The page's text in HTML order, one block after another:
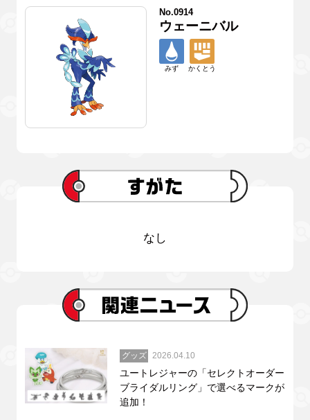
No.0914
ウェーニバル
みず かくとう
なし
グッズ 2026.04.10
ユートレジャーの「セレクトオーダー
ブライダルリング」で選べるマークが
追加！